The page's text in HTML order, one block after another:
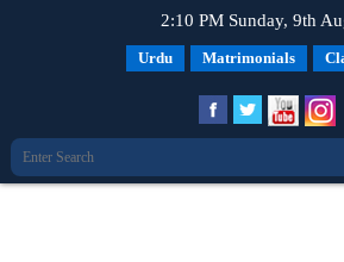
2:10 PM Sunday, 9th
Urdu Matrimonials